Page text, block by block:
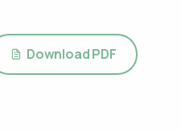
Download PDF